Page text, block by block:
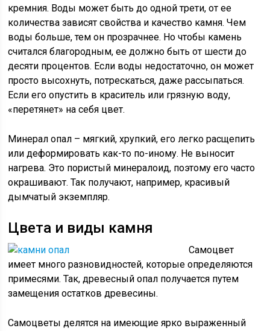
кремния. Воды может быть до одной трети, от ее
количества зависят свойства и качество камня. Чем
воды больше, тем он прозрачнее. Но чтобы камень
считался благородным, ее должно быть от шести до
десяти процентов. Если воды недостаточно, он может
просто высохнуть, потрескаться, даже рассыпаться.
Если его опустить в краситель или грязную воду,
«перетянет» на себя цвет.
Минерал опал – мягкий, хрупкий, его легко расщепить
или деформировать как-то по-иному. Не выносит
нагрева. Это пористый минералоид, поэтому его часто
окрашивают. Так получают, например, красивый
дымчатый экземпляр.
Цвета и виды камня
Самоцвет
имеет много разновидностей, которые определяются
примесями. Так, древесный опал получается путем
замещения остатков древесины.
Самоцветы делятся на имеющие ярко выраженный